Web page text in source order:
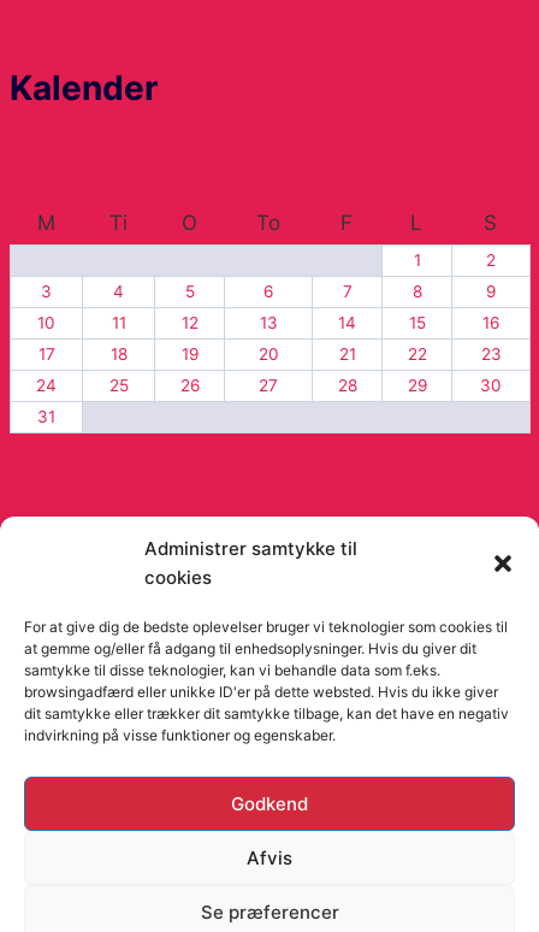
Administrer samtykke til
cookies
For at give dig de bedste oplevelser bruger vi teknologier som cookies til
at gemme og/eller få adgang til enhedsoplysninger. Hvis du giver dit
samtykke til disse teknologier, kan vi behandle data som f.eks.
browsingadfærd eller unikke ID'er på dette websted. Hvis du ikke giver
dit samtykke eller trækker dit samtykke tilbage, kan det have en negativ
indvirkning på visse funktioner og egenskaber.
Godkend
Afvis
Se præferencer
Kalender
M
Ti O To F L S
1
2
3
4 5 6 7 8
9
10
11 12 13 14 15
16
17
18 19 20 21 22
23
24
25 26 27 28 29
30
31
Hjemmesider Til Salg|Hjemmeside Udvikling|Online
Tilbud
Denne side kan være skabt med AI! Indholdet er
men vi anbefaler altid at dobbelttjekke vigtige